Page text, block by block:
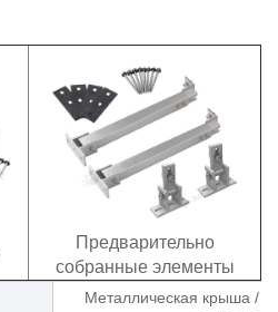
Предварительно
собранные элементы
Металлическая крыша /